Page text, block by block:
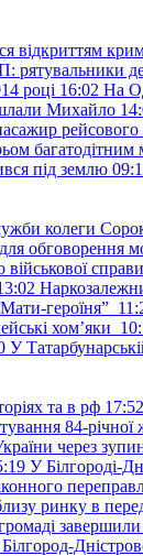
відкриттям
рятувальники
році 16:02 На
Михайло
багатодітним
під землю
колеги
обговорення
військової
героїня”
хом’яки
У
та в рф 17:52
84-річної
через
У Білгороді-
ринку в
завершили